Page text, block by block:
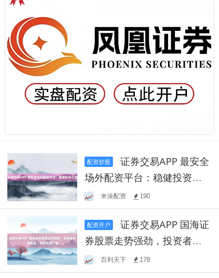
配资炒股
证券交易APP 最安全
场外配资平台：稳健投资之
选
米涂配资 190
配资开户
证券交易APP 国海证
券股票走势强劲，投资者热
情高涨，市场前景广阔
百利天下 178